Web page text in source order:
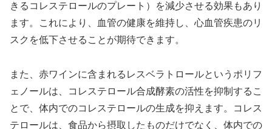
きるコレステロールのプレート）を減少させる効果もあり
ます。これにより、血管の健康を維持し、心血管疾患のリ
スクを低下させることが期待できます。
また、赤ワインに含まれるレスベラトロールというポリフ
ェノールは、コレステロール合成酵素の活性を抑制するこ
とで、体内でのコレステロールの生成を抑えます。コレス
テロールは、食品から摂取したものだけでなく、体内での